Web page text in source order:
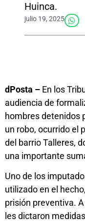
Huinca.
julio 19, 2025
dPosta – En los
audiencia de
hombres detenidos
un robo, ocurrido el
del barrio Talleres,
una importante
Uno de los
utilizado en el
prisión preventiva.
les dictaron